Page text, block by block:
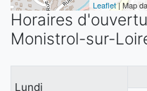
Leaflet| Map
Horaires
Monistrol-sur-
Lundi